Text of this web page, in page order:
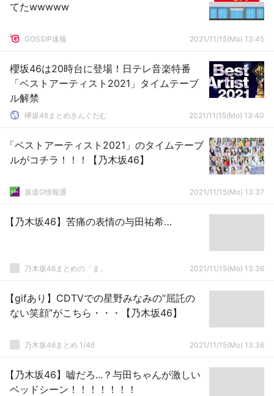
てたwwwww
GOSSIP速報 2021/11/15(Mo) 13:45
櫻坂46は20時台に登場！日テレ音楽特番
「ベストアーティスト2021」タイムテーブ
ル解禁
欅坂46まとめきんぐだむ 2021/11/15(Mo) 13:40
「ベストアーティスト2021」のタイムテーブ
ルがコチラ！！！【乃木坂46】
坂道G情報通 2021/11/15(Mo) 13:37
【乃木坂46】苦痛の表情の与田祐希…
乃木坂46まとめの「ま」 2021/11/15(Mo) 13:36
【gifあり】CDTVでの星野みなみの“屈託の
ない笑顔”がこちら・・・【乃木坂46】
乃木坂46まとめ 1/46 2021/11/15(Mo) 13:36
【乃木坂46】嘘だろ...？与田ちゃんが激しい
ベッドシーン！！！！！！！